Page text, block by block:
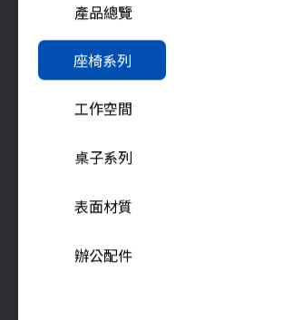
產品總覽
座椅系列
工作空間
桌子系列
表面材質
辦公配件
客服信箱 info@yaho.com.tw
企業洽詢 contract@yaho.com.tw
9:00 am - 6:00 pm Mon-Fri
代理品牌